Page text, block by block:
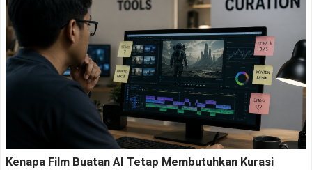
Kenapa Film Buatan AI Tetap Membutuhkan Kurasi